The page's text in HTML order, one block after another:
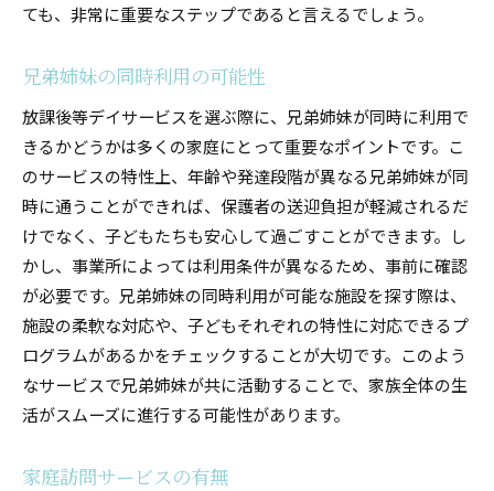
ても、非常に重要なステップであると言えるでしょう。
兄弟姉妹の同時利用の可能性
放課後等デイサービスを選ぶ際に、兄弟姉妹が同時に利用で
きるかどうかは多くの家庭にとって重要なポイントです。こ
のサービスの特性上、年齢や発達段階が異なる兄弟姉妹が同
時に通うことができれば、保護者の送迎負担が軽減されるだ
けでなく、子どもたちも安心して過ごすことができます。し
かし、事業所によっては利用条件が異なるため、事前に確認
が必要です。兄弟姉妹の同時利用が可能な施設を探す際は、
施設の柔軟な対応や、子どもそれぞれの特性に対応できるプ
ログラムがあるかをチェックすることが大切です。このよう
なサービスで兄弟姉妹が共に活動することで、家族全体の生
活がスムーズに進行する可能性があります。
家庭訪問サービスの有無